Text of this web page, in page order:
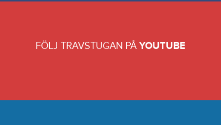
FÖLJ TRAVSTUGAN PÅ YOUTUBE